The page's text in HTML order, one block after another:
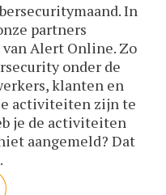
In
partners
Alert Online. Zo
onder de
klanten en
activiteiten zijn te
je de activiteiten
aangemeld? Dat